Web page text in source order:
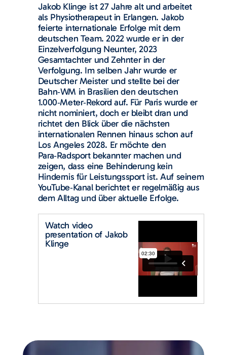
Jakob Klinge ist 27 Jahre alt und arbeitet
als Physiotherapeut in Erlangen. Jakob
feierte internationale Erfolge mit dem
deutschen Team. 2022 wurde er in der
Einzelverfolgung Neunter, 2023
Gesamtachter und Zehnter in der
Verfolgung. Im selben Jahr wurde er
Deutscher Meister und stellte bei der
Bahn‑WM in Brasilien den deutschen
1.000‑Meter‑Rekord auf. Für Paris wurde er
nicht nominiert, doch er bleibt dran und
richtet den Blick über die nächsten
internationalen Rennen hinaus schon auf
Los Angeles 2028. Er möchte den
Para‑Radsport bekannter machen und
zeigen, dass eine Behinderung kein
Hindernis für Leistungssport ist. Auf seinem
YouTube‑Kanal berichtet er regelmäßig aus
dem Alltag und über aktuelle Erfolge.
Watch video
presentation of Jakob
Klinge